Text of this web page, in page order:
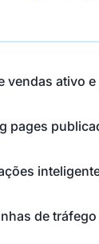
vendas ativo
pages
de